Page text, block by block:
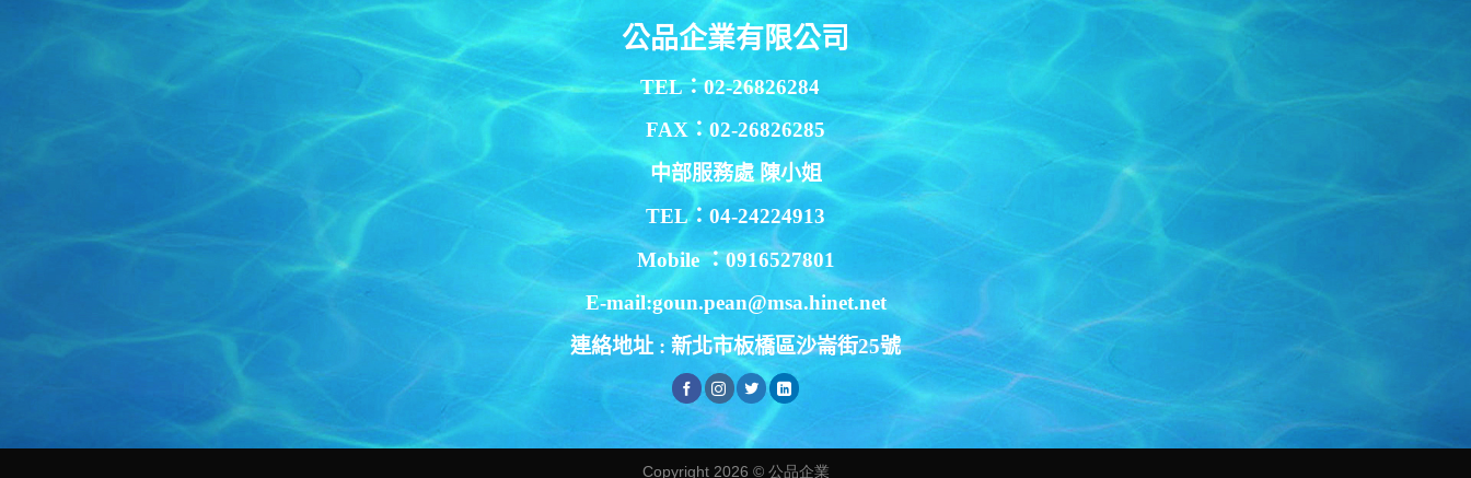
公品企業有限公司
TEL：02-26826284
FAX：02-26826285
中部服務處 陳小姐
TEL：04-24224913
Mobile ：0916527801
E-mail:goun.pean@msa.hinet.net
連絡地址 : 新北市板橋區沙崙街25號
Copyright 2026 © 公品企業